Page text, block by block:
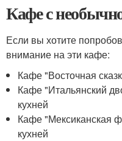
Кафе с
Если вы хотите
внимание на эти кафе:
Кафе "Восточная
Кафе "Итальянский
кухней
Кафе "Мексиканская
кухней